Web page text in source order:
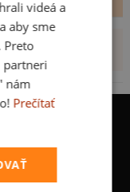
videá a
aby sme
Preto
partneri
nám
Prečítať